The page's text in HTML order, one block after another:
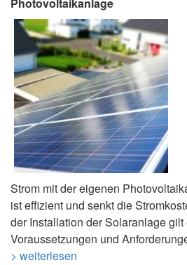
Strom mit der eigenen
ist effizient und senkt die
der Installation der Solaranlage
Voraussetzungen und
> weiterlesen